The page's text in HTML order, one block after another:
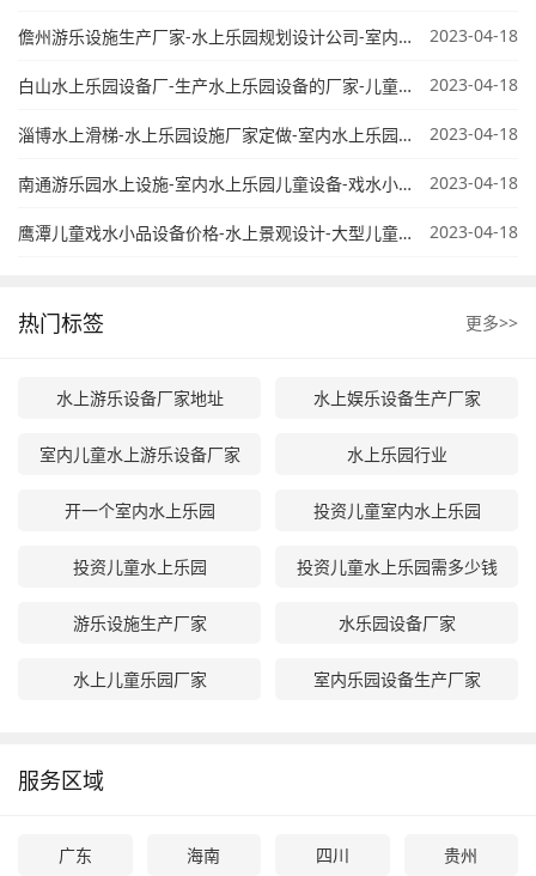
儋州游乐设施生产厂家-水上乐园规划设计公司-室内水上乐园设备价格 2023-04-18
白山水上乐园设备厂-生产水上乐园设备的厂家-儿童水乐园设备 2023-04-18
淄博水上滑梯-水上乐园设施厂家定做-室内水上乐园儿童设备 2023-04-18
南通游乐园水上设施-室内水上乐园儿童设备-戏水小品设施 2023-04-18
鹰潭儿童戏水小品设备价格-水上景观设计-大型儿童水上乐园设备 2023-04-18
热门标签 更多>>
水上游乐设备厂家地址 水上娱乐设备生产厂家
室内儿童水上游乐设备厂家 水上乐园行业
开一个室内水上乐园 投资儿童室内水上乐园
投资儿童水上乐园 投资儿童水上乐园需多少钱
游乐设施生产厂家 水乐园设备厂家
水上儿童乐园厂家 室内乐园设备生产厂家
服务区域
广东 海南 四川 贵州